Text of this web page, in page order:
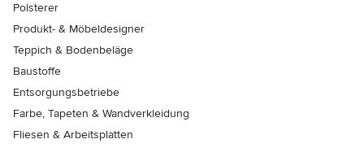
Polsterer
Produkt- & Möbeldesigner
Teppich & Bodenbeläge
Baustoffe
Entsorgungsbetriebe
Farbe, Tapeten & Wandverkleidung
Fliesen & Arbeitsplatten